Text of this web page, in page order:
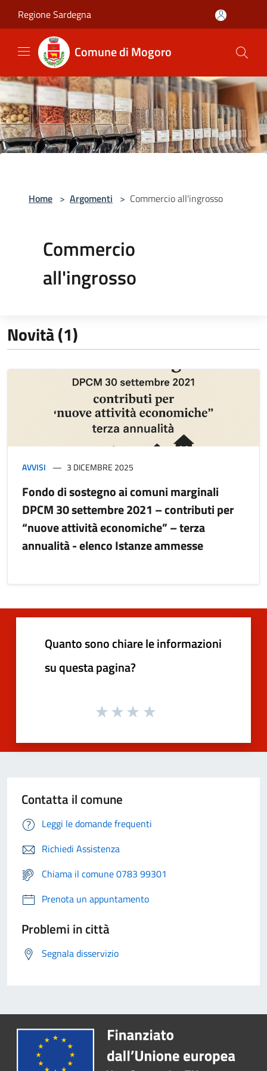
Regione Sardegna
Comune di Mogoro
Home > Argomenti > Commercio all'ingrosso
Commercio
all'ingrosso
Novità (1)
AVVISI 3 DICEMBRE 2025
Fondo di sostegno ai comuni marginali
DPCM 30 settembre 2021 – contributi per
“nuove attività economiche” – terza
annualità - elenco Istanze ammesse
Quanto sono chiare le informazioni
su questa pagina?
Contatta il comune
Leggi le domande frequenti
Richiedi Assistenza
Chiama il comune 0783 99301
Prenota un appuntamento
Problemi in città
Segnala disservizio